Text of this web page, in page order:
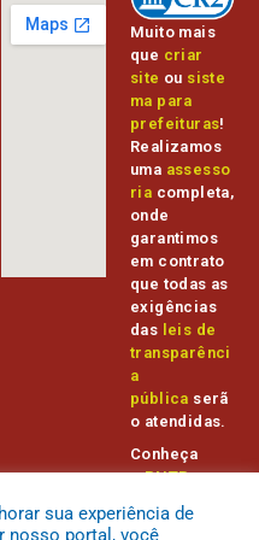
Muito mais
que criar
site ou siste
ma para
prefeituras!
Realizamos
uma assesso
ria completa,
onde
garantimos
em contrato
que todas as
exigências
das leis de
transparênci
a
pública serã
o atendidas.
Conheça
oPNTPe
Transparênc
sua experiência de
nosso portal, você